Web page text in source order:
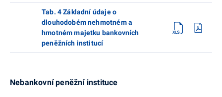
Tab. 4 Základní údaje o
dlouhodobém nehmotném a
hmotném majetku bankovních
peněžních institucí
Nebankovní peněžní instituce